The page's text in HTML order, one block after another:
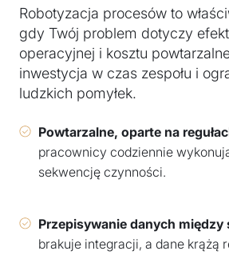
Robotyzacja procesów to
gdy Twój problem dotyczy
operacyjnej i kosztu
inwestycja w czas zespołu i
ludzkich pomyłek.
Powtarzalne, oparte na
pracownicy codziennie
sekwencję czynności.
Przepisywanie danych między
brakuje integracji, a dane krążą